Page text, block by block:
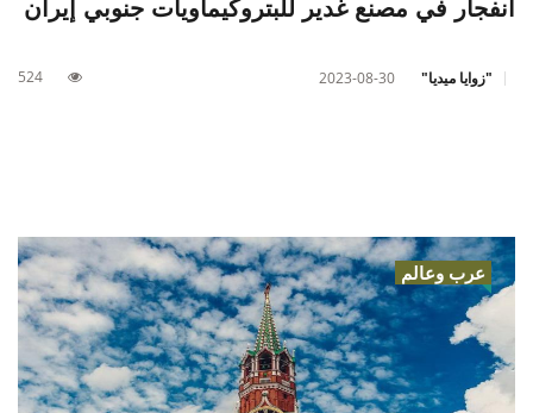
انفجار في مصنع غدير للبتروكيماويات جنوبي إيران
"زوايا ميديا" 2023-08-30
524
عرب وعالم